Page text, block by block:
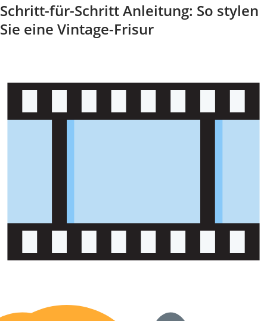
Schritt-für-Schritt Anleitung: So stylen
Sie eine Vintage-Frisur